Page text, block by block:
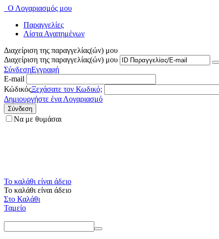
Ο Λογαριασμός μου
Παραγγελίες
Λίστα Αγαπημένων
Διαχείριση της παραγγελίας(ών) μου
Διαχείριση της παραγγελίας(ών) μου
ΣύνδεσηΕγγραφή
E-mail
ΚώδικόςΞεχάσατε τον Κωδικό;
Δημιουργήστε ένα Λογαριασμό
Σύνδεση
Να με θυμάσαι
Το καλάθι είναι άδειο
Το καλάθι είναι άδειο
Στο Καλάθι
Ταμείο